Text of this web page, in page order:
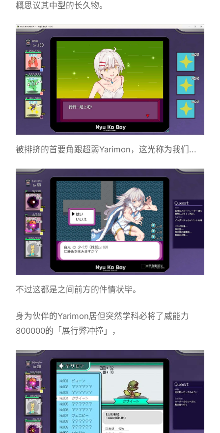
概思议其中型的长久物。
被排挤的首要角跟超弱Yarimon，这光称为我们...
不过这都是之间前方的件情状毕。
身为伙伴的Yarimon居但突然学科必将了威能力
800000的「展行弊冲撞」，